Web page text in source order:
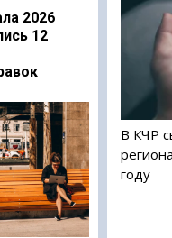
2026
12
В КЧР
году